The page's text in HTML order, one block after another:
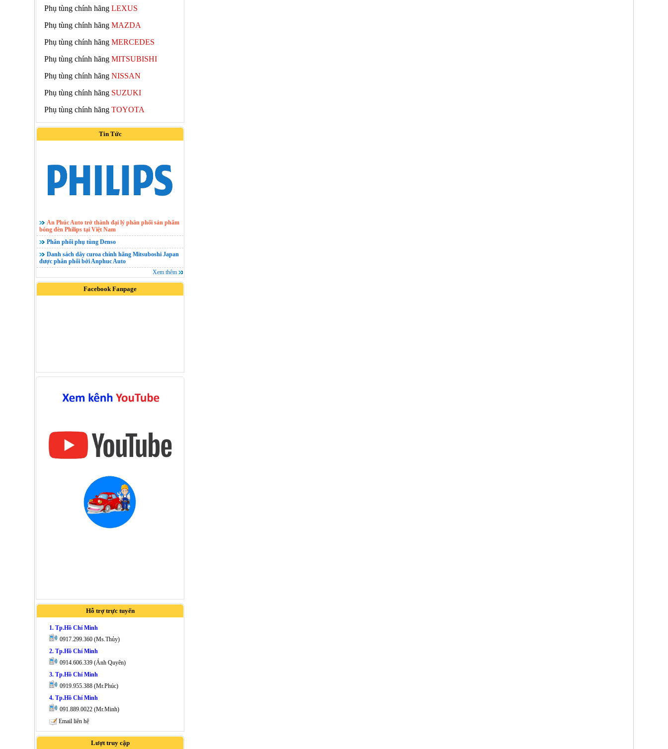
Phụ tùng chính hãng LEXUS
Phụ tùng chính hãng MAZDA
Phụ tùng chính hãng MERCEDES
Phụ tùng chính hãng MITSUBISHI
Phụ tùng chính hãng NISSAN
Phụ tùng chính hãng SUZUKI
Phụ tùng chính hãng TOYOTA
Tin Tức
An Phúc Auto trở thành đại lý phân phối sản phẩm
bóng đèn Philips tại Việt Nam
Phân phối phụ tùng Denso
Danh sách dây curoa chính hãng Mitsuboshi Japan
được phân phối bởi Anphuc Auto
Xem thêm
Facebook Fanpage
Hỗ trợ trực tuyến
1. Tp.Hồ Chí Minh
0917.299.360 (Ms.Thủy)
2. Tp.Hồ Chí Minh
0914.606.339 (Ánh Quyên)
3. Tp.Hồ Chí Minh
0919.955.388 (Mr.Phúc)
4. Tp.Hồ Chí Minh
091.889.0022 (Mr.Minh)
Email liên hệ
Lượt truy cập